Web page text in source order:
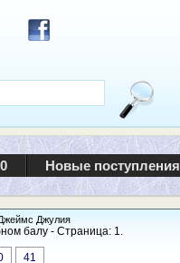
Новые поступления
Джулия
балу - Страница: 1.
41